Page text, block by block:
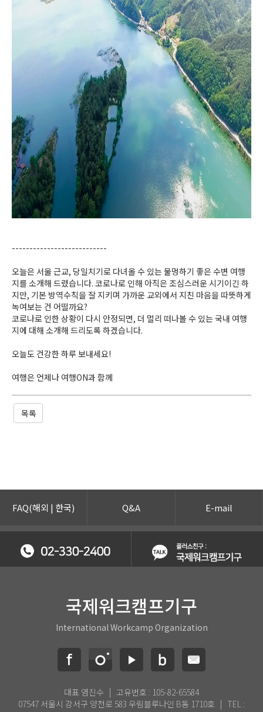
---------------------------
오늘은 서울 근교, 당일치기로 다녀올 수 있는 물멍하기 좋은 수변 여행
지를 소개해 드렸습니다. 코로나로 인해 아직은 조심스러운 시기이긴 하
지만, 기본 방역수칙을 잘 지키며 가까운 교외에서 지친 마음을 따뜻하게
녹여보는 건 어떨까요?
코로나로 인한 상황이 다시 안정되면, 더 멀리 떠나볼 수 있는 국내 여행
지에 대해 소개해 드리도록 하겠습니다.
오늘도 건강한 하루 보내세요!
여행은 언제나 여행ON과 함께
목록
FAQ(해외 | 한국) Q&A E-mail
국제워크캠프기구
International Workcamp Organization
대표 염진수 | 고유번호 : 105-82-65584
07547 서울시 강서구 양천로 583 우림블루나인 B동 1710호 | TEL :